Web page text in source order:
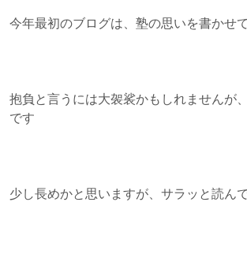
今年最初のブログは、塾の思いを書かせ
抱負と言うには大袈裟かもしれませんが
です
少し長めかと思いますが、サラッと読ん